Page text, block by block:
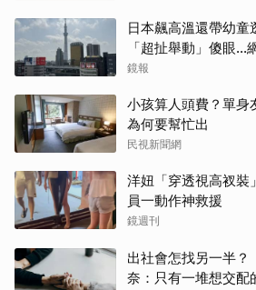
日本飆高溫還帶幼
「超扯舉動」傻眼
鏡報
小孩算人頭費？單身
為何要幫忙出
民視新聞網
洋妞「穿透視高衩
員一動作神救援
鏡週刊
出社會怎找另一半
奈：只有一堆想交配